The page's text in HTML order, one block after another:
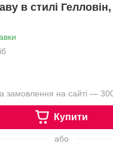
в стилі
замовлення на сайті —
Купити
або